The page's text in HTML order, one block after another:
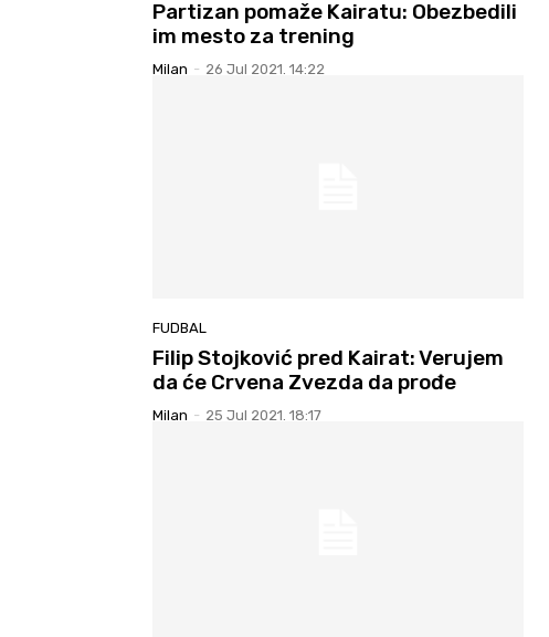
Partizan pomaže Kairatu: Obezbedili
im mesto za trening
Milan - 26 Jul 2021. 14:22
FUDBAL
Filip Stojković pred Kairat: Verujem
da će Crvena Zvezda da prođe
Milan - 25 Jul 2021. 18:17